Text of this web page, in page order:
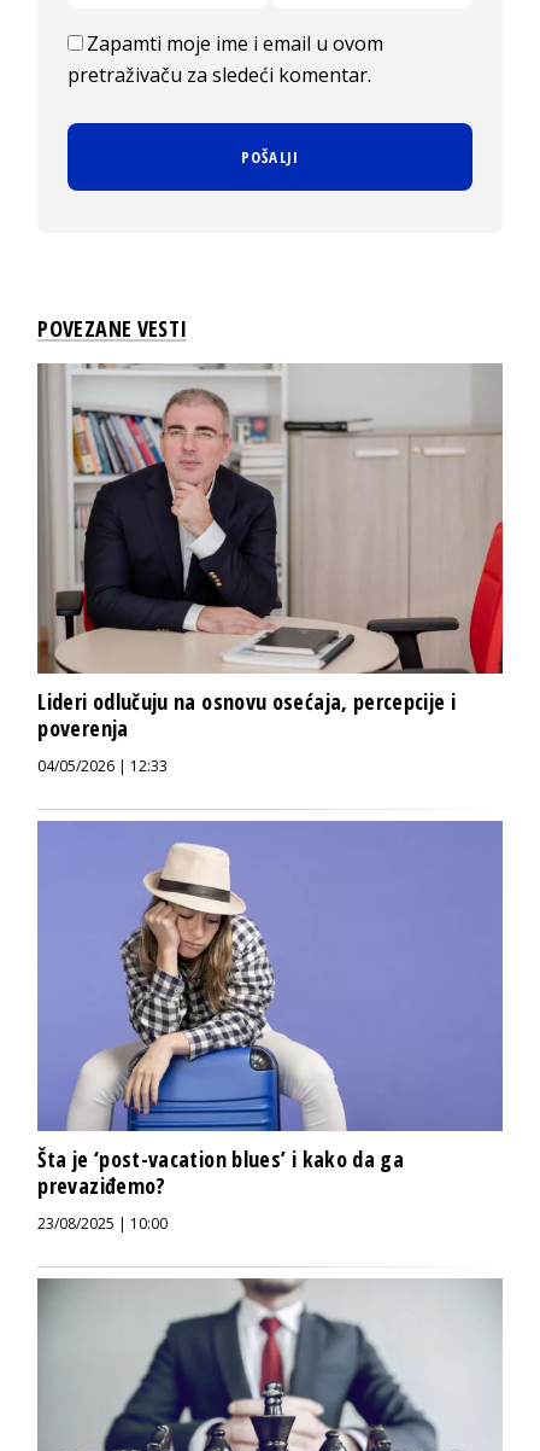
Zapamti moje ime i email u ovom
pretraživaču za sledeći komentar.
POVEZANE VESTI
Lideri odlučuju na osnovu osećaja, percepcije i
poverenja
04/05/2026 | 12:33
Šta je ‘post-vacation blues’ i kako da ga
prevaziđemo?
23/08/2025 | 10:00